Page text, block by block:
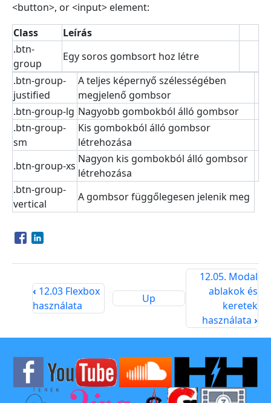
<button>, or <input> element:
Class
Leírás
.btn-
group
Egy soros gombsort hoz létre
.btn-group-
justified
A teljes képernyő szélességében
megjelenő gombsor
.btn-group-lg Nagyobb gombokból álló gombsor
.btn-group-
sm
Kis gombokból álló gombsor
létrehozása
.btn-group-xs
Nagyon kis gombokból álló gombsor
létrehozása
.btn-group-
vertical
A gombsor függőlegesen jelenik meg
Opens in a new window
Opens in a new window
‹ 12.03 Flexbox
használata
Up
12.05. Modal
ablakok és
keretek
használata›